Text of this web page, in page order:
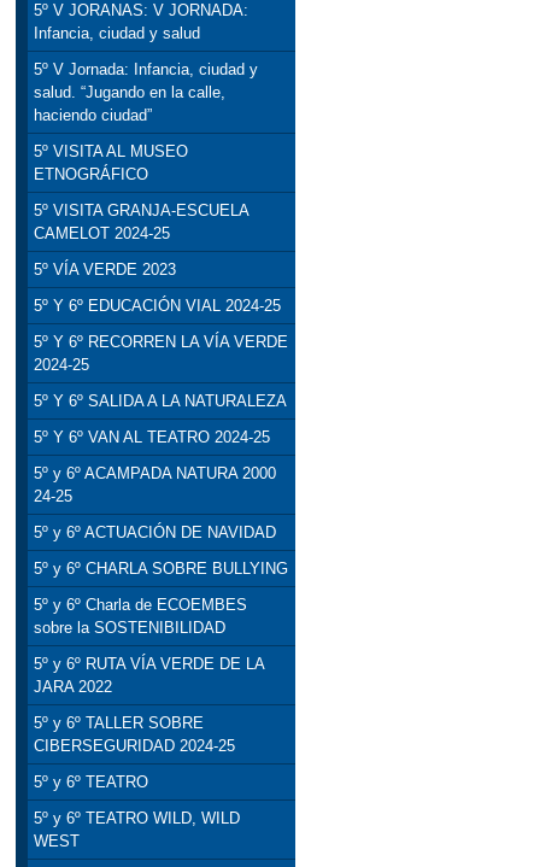
5º V JORANAS: V JORNADA:
Infancia, ciudad y salud
5º V Jornada: Infancia, ciudad y
salud. “Jugando en la calle,
haciendo ciudad”
5º VISITA AL MUSEO
ETNOGRÁFICO
5º VISITA GRANJA-ESCUELA
CAMELOT 2024-25
5º VÍA VERDE 2023
5º Y 6º EDUCACIÓN VIAL 2024-25
5º Y 6º RECORREN LA VÍA VERDE
2024-25
5º Y 6º SALIDA A LA NATURALEZA
5º Y 6º VAN AL TEATRO 2024-25
5º y 6º ACAMPADA NATURA 2000
24-25
5º y 6º ACTUACIÓN DE NAVIDAD
5º y 6º CHARLA SOBRE BULLYING
5º y 6º Charla de ECOEMBES
sobre la SOSTENIBILIDAD
5º y 6º RUTA VÍA VERDE DE LA
JARA 2022
5º y 6º TALLER SOBRE
CIBERSEGURIDAD 2024-25
5º y 6º TEATRO
5º y 6º TEATRO WILD, WILD
WEST